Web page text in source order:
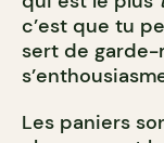
c’est que tu
sert de garde-
Les paniers